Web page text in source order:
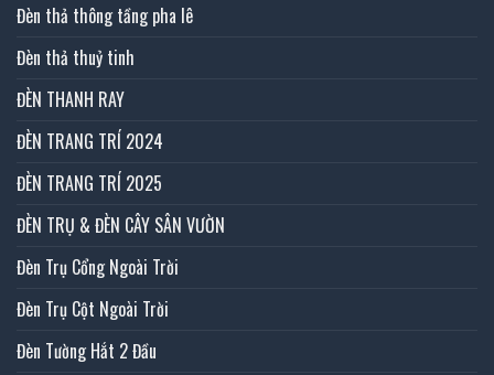
Đèn thả thông tầng pha lê
Đèn thả thuỷ tinh
ĐÈN THANH RAY
ĐÈN TRANG TRÍ 2024
ĐÈN TRANG TRÍ 2025
ĐÈN TRỤ & ĐÈN CÂY SÂN VƯỜN
Đèn Trụ Cổng Ngoài Trời
Đèn Trụ Cột Ngoài Trời
Đèn Tường Hắt 2 Đầu